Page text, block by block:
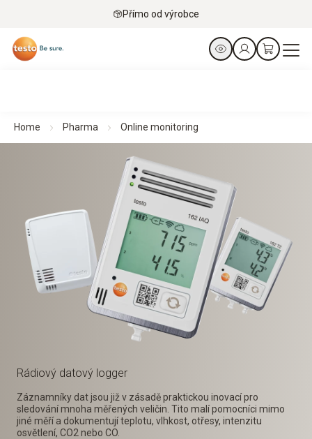
Přímo od výrobce
Home Pharma Online monitoring
Rádiový datový logger
Záznamníky dat jsou již v zásadě praktickou inovací pro
sledování mnoha měřených veličin. Tito malí pomocníci mimo
jiné měří a dokumentují teplotu, vlhkost, otřesy, intenzitu
osvětlení, CO2 nebo CO.